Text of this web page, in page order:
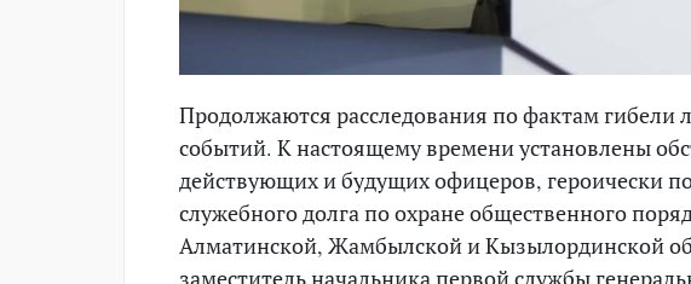
Продолжаются расследования по фактам гибели
событий. К настоящему времени установлены
действующих и будущих офицеров, героически
служебного долга по охране общественного
Алматинской, Жамбылской и Кызылординской
заместитель начальника первой службы